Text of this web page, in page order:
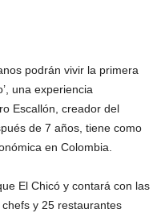
podrán vivir la primera
una experiencia
Escallón, creador del
de 7 años, tiene como
en Colombia.
El Chicó y contará con las
y 25 restaurantes